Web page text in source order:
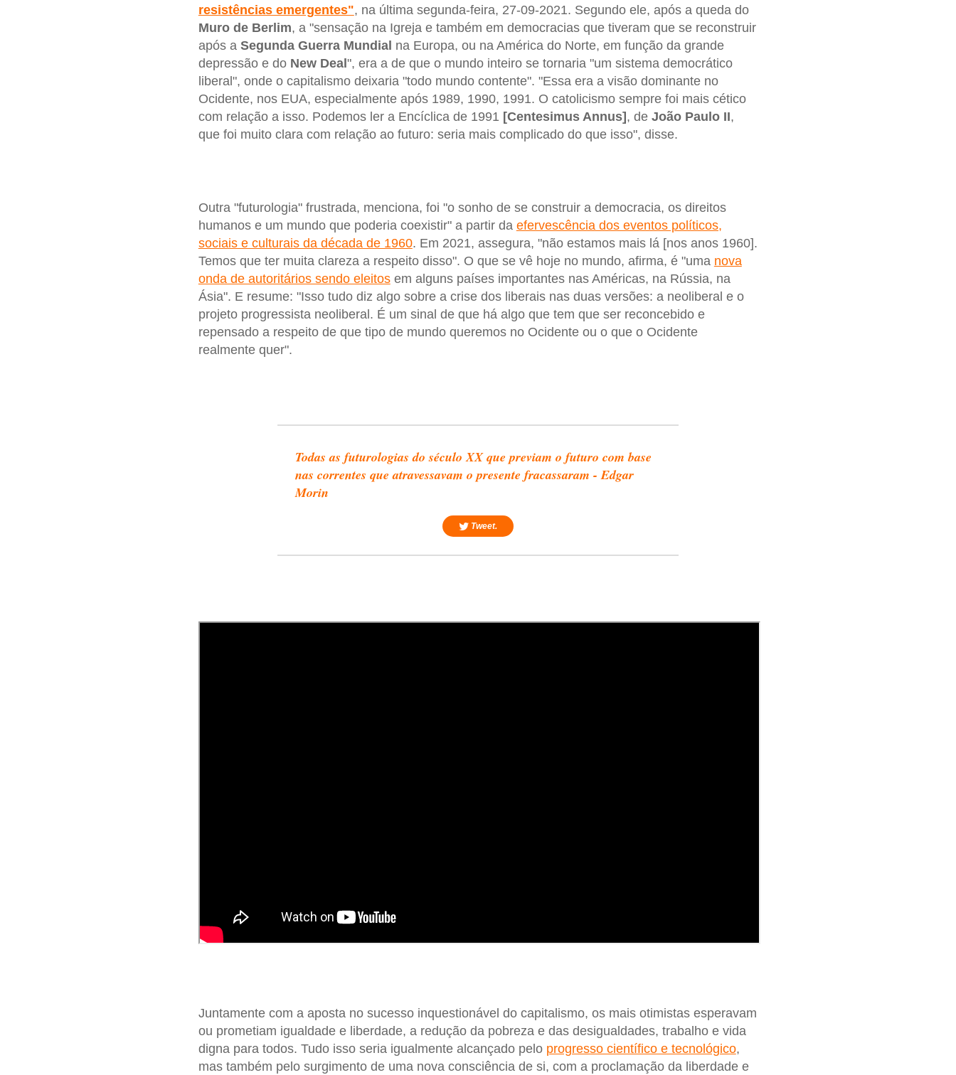
resistências emergentes", na última segunda-feira, 27-09-2021. Segundo ele, após a queda do
Muro de Berlim, a "sensação na Igreja e também em democracias que tiveram que se reconstruir
após a Segunda Guerra Mundial na Europa, ou na América do Norte, em função da grande
depressão e do New Deal", era a de que o mundo inteiro se tornaria "um sistema democrático
liberal", onde o capitalismo deixaria "todo mundo contente". "Essa era a visão dominante no
Ocidente, nos EUA, especialmente após 1989, 1990, 1991. O catolicismo sempre foi mais cético
com relação a isso. Podemos ler a Encíclica de 1991 [Centesimus Annus], de João Paulo II,
que foi muito clara com relação ao futuro: seria mais complicado do que isso", disse.
Outra "futurologia" frustrada, menciona, foi "o sonho de se construir a democracia, os direitos
humanos e um mundo que poderia coexistir" a partir da efervescência dos eventos políticos,
sociais e culturais da década de 1960. Em 2021, assegura, "não estamos mais lá [nos anos 1960].
Temos que ter muita clareza a respeito disso". O que se vê hoje no mundo, afirma, é "uma nova
onda de autoritários sendo eleitosem alguns países importantes nas Américas, na Rússia, na
Ásia". E resume: "Isso tudo diz algo sobre a crise dos liberais nas duas versões: a neoliberal e o
projeto progressista neoliberal. É um sinal de que há algo que tem que ser reconcebido e
repensado a respeito de que tipo de mundo queremos no Ocidente ou o que o Ocidente
realmente quer".
Todas as futurologias do século XX que previam o futuro com base
nas correntes que atravessavam o presente fracassaram - Edgar
Morin
Tweet.
Juntamente com a aposta no sucesso inquestionável do capitalismo, os mais otimistas esperavam
ou prometiam igualdade e liberdade, a redução da pobreza e das desigualdades, trabalho e vida
digna para todos. Tudo isso seria igualmente alcançado pelo progresso científico e tecnológico,
mas também pelo surgimento de uma nova consciência de si, com a proclamação da liberdade e